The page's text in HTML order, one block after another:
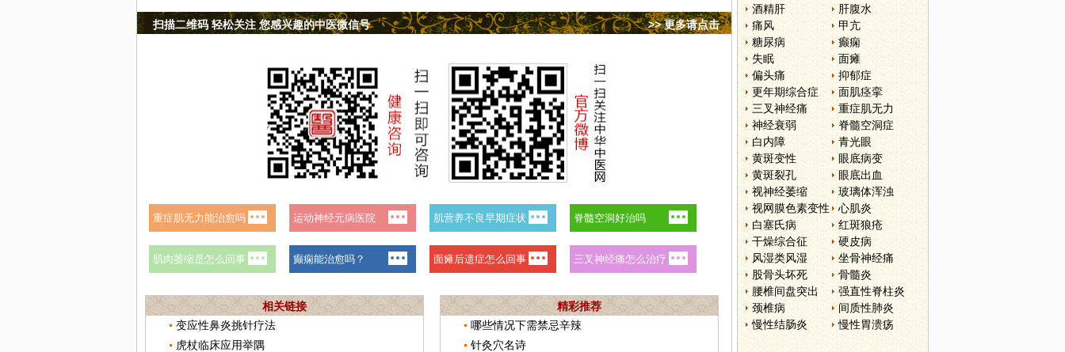
>> 更多请点击
扫描二维码 轻松关注 您感兴趣的中医微信号
相关链接
变应性鼻炎挑针疗法
虎杖临床应用举隅
精彩推荐
哪些情况下需禁忌辛辣
针灸穴名诗
酒精肝
肝腹水
痛风
甲亢
糖尿病
癫痫
失眠
面瘫
偏头痛
抑郁症
更年期综合症
面肌痉挛
三叉神经痛
重症肌无力
神经衰弱
脊髓空洞症
白内障
青光眼
黄斑变性
眼底病变
黄斑裂孔
眼底出血
视神经萎缩
玻璃体浑浊
视网膜色素变性
心肌炎
白塞氏病
红斑狼疮
干燥综合征
硬皮病
风湿类风湿
坐骨神经痛
股骨头坏死
骨髓炎
腰椎间盘突出
强直性脊柱炎
颈椎病
间质性肺炎
慢性结肠炎
慢性胃溃疡